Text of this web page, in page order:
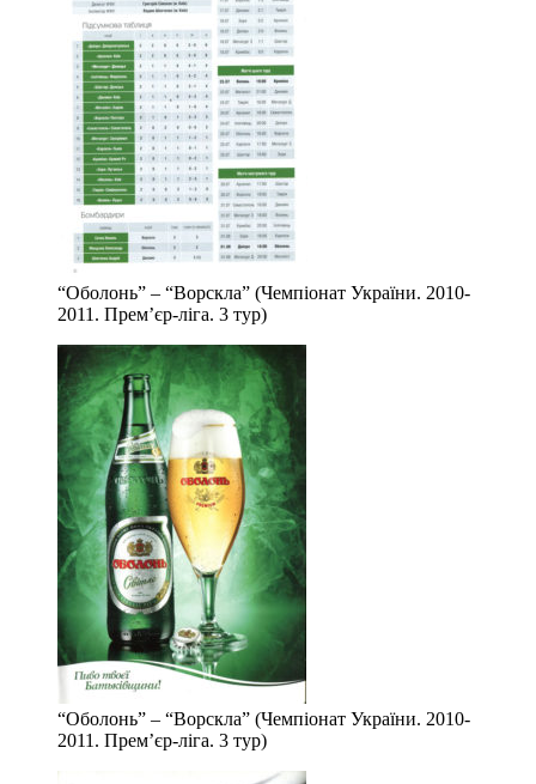
“Оболонь” – “Ворскла” (Чемпіонат України. 2010-
2011. Прем’єр-ліга. 3 тур)
“Оболонь” – “Ворскла” (Чемпіонат України. 2010-
2011. Прем’єр-ліга. 3 тур)